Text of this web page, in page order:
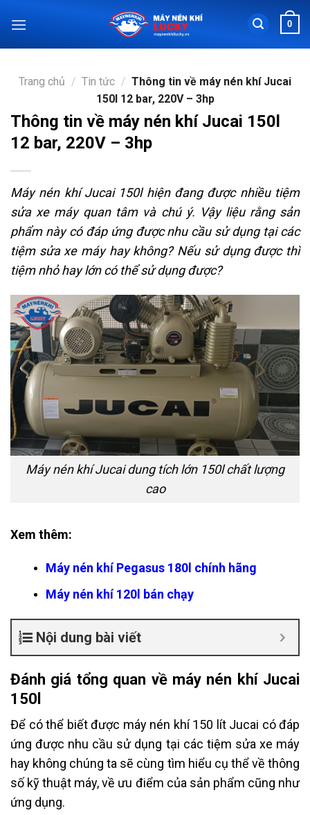
đến
0
Trang chủ / Tin tức / Thông tin về máy nén khí Jucai
150l 12 bar, 220V – 3hp
Thông tin về máy nén khí Jucai 150l
12 bar, 220V – 3hp
Máy nén khí Jucai 150l hiện đang được nhiều tiệm
sửa xe máy quan tâm và chú ý. Vậy liệu rằng sản
phẩm này có đáp ứng được nhu cầu sử dụng tại các
tiệm sửa xe máy hay không? Nếu sử dụng được thì
tiệm nhỏ hay lớn có thể sử dụng được?
Máy nén khí Jucai dung tích lớn 150l chất lượng
cao
Xem thêm:
Máy nén khí Pegasus 180l chính hãng
Máy nén khí 120l bán chạy
Nội dung bài viết
Đánh giá tổng quan về máy nén khí Jucai
150l
Để có thể biết được máy nén khí 150 lít Jucai có đáp
ứng được nhu cầu sử dụng tại các tiệm sửa xe máy
hay không chúng ta sẽ cùng tìm hiểu cụ thể về thông
số kỹ thuật máy, về ưu điểm của sản phẩm cũng như
ứng dụng.